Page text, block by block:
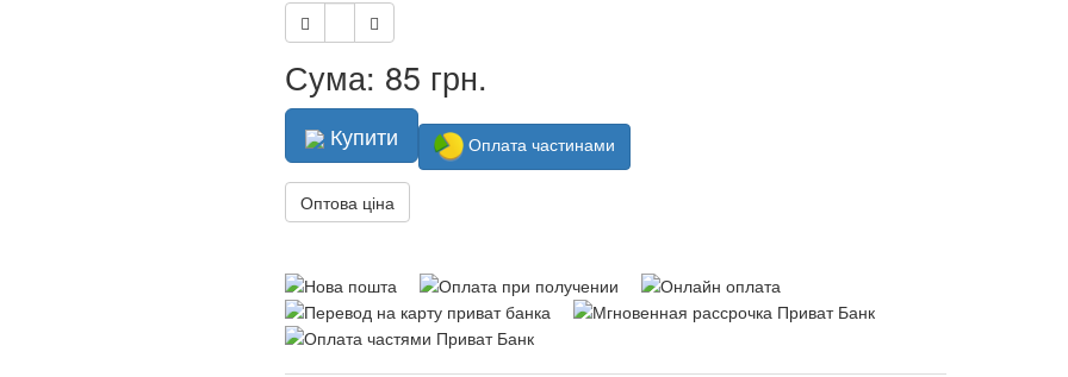
Сума: 85 грн.
Купити Оплата частинами
Оптова ціна